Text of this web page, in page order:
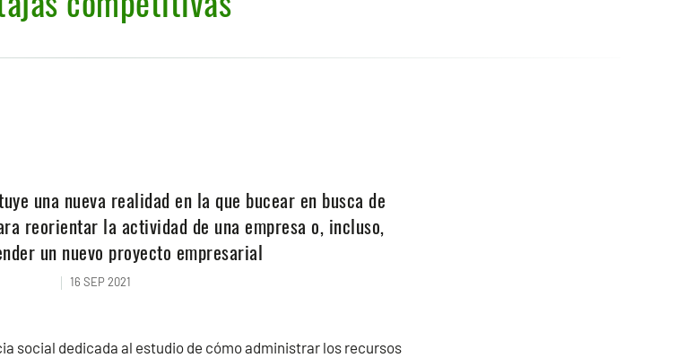
una nueva realidad en la que bucear en busca de
reorientar la actividad de una empresa o, incluso,
un nuevo proyecto empresarial
16 SEP 2021
social dedicada al estudio de cómo administrar los recursos